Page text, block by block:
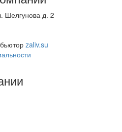
Шелгунова д. 2
zaliv.su